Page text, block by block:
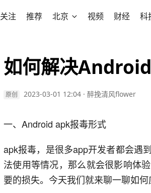
关注 推荐 北京 视频 财经 科
如何解决
原创 2023-03-01 12:04 · 醉挽清风flower
一、Android apk报毒形式
apk报毒，是很多app开发者都会遇
法使用等情况，那么就会很影响体
要的损失。今天我们就来聊一聊如